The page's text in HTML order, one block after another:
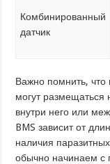
Комбинированный
датчик
Важно помнить, что
могут размещаться
внутри него или
BMS зависит от
наличия
обычно начинаем с